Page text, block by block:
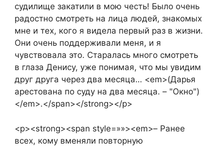
судилище закатили в мою честь! Было очень
радостно смотреть на лица людей, знакомых
мне и тех, кого я видела первый раз в жизни.
Они очень поддерживали меня, и я
чувствовала это. Старалась много смотреть
в глаза Денису, уже понимая, что мы увидим
друг друга через два месяца… <em>(Дарья
арестована по суду на два месяца. – "Окно")
</em>.</span></strong></p>
<p><strong><span style=»»><em>– Ранее
всех, кому вменяли повторную